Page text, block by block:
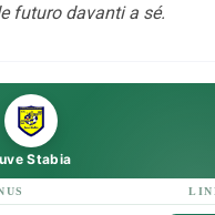
futuro davanti a sé.
Stabia